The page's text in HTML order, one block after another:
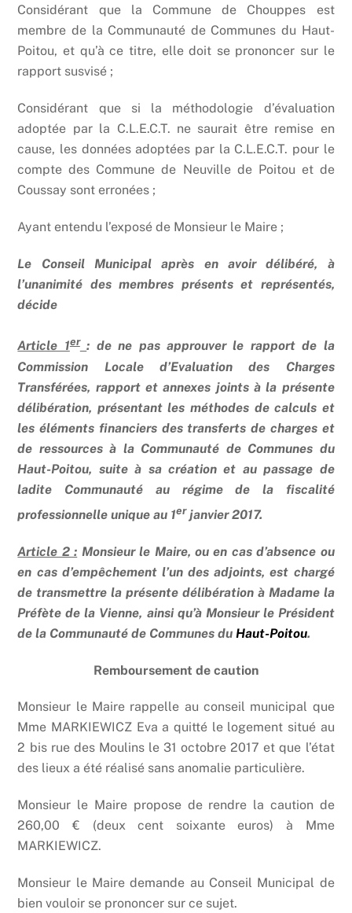
Considérant que la Commune de Chouppes est
membre de la Communauté de Communes du Haut-
Poitou, et qu’à ce titre, elle doit se prononcer sur le
rapport susvisé ;
Considérant que si la méthodologie d’évaluation
adoptée par la C.L.E.C.T. ne saurait être remise en
cause, les données adoptées par la C.L.E.C.T. pour le
compte des Commune de Neuville de Poitou et de
Coussay sont erronées ;
Ayant entendu l’exposé de Monsieur le Maire ;
Le Conseil Municipal après en avoir délibéré, à
l’unanimité des membres présents et représentés,
décide
Article 1er : de ne pas approuver le rapport de la
Commission Locale d’Evaluation des Charges
Transférées, rapport et annexes joints à la présente
délibération, présentant les méthodes de calculs et
les éléments financiers des transferts de charges et
de ressources à la Communauté de Communes du
Haut-Poitou, suite à sa création et au passage de
ladite Communauté au régime de la fiscalité
professionnelle unique au 1erjanvier 2017.
Article 2 : Monsieur le Maire, ou en cas d’absence ou
en cas d’empêchement l’un des adjoints, est chargé
de transmettre la présente délibération à Madame la
Préfète de la Vienne, ainsi qu’à Monsieur le Président
de la Communauté de Communes duHaut-Poitou.
Remboursement de caution
Monsieur le Maire rappelle au conseil municipal que
Mme MARKIEWICZ Eva a quitté le logement situé au
2 bis rue des Moulins le 31 octobre 2017 et que l’état
des lieux a été réalisé sans anomalie particulière.
Monsieur le Maire propose de rendre la caution de
260,00 € (deux cent soixante euros) à Mme
MARKIEWICZ.
Monsieur le Maire demande au Conseil Municipal de
bien vouloir se prononcer sur ce sujet.